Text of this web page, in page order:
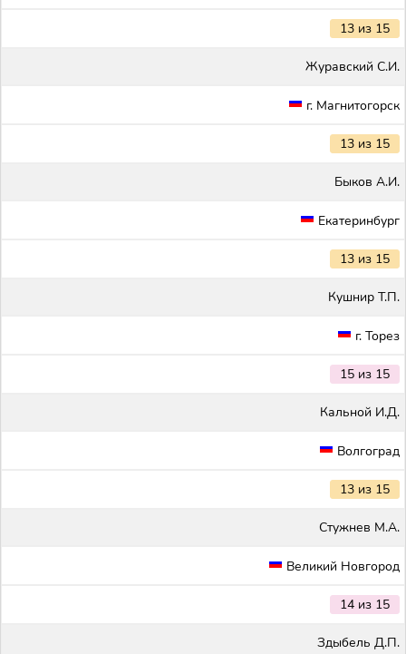
13 из 15
Журавский С.И.
г. Магнитогорск
13 из 15
Быков А.И.
Екатеринбург
13 из 15
Кушнир Т.П.
г. Торез
15 из 15
Кальной И.Д.
Волгоград
13 из 15
Стужнев М.А.
Великий Новгород
14 из 15
Здыбель Д.П.